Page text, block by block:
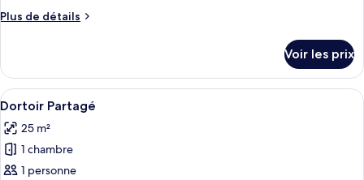
chambre :
Plus de détails
Plus
le
type
de
Dortoir
Partagé
Voir les prix
Afficher
toutes
les
photos
pour
Une pièce avec des lits superposés,
8
Dortoir Partagé
25 m²
1 chambre
1 personne